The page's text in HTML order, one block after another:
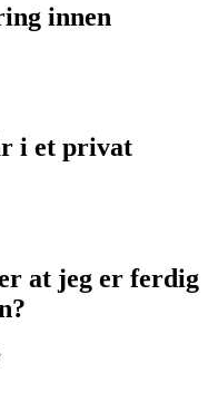
innen
i et privat
at jeg er ferdig